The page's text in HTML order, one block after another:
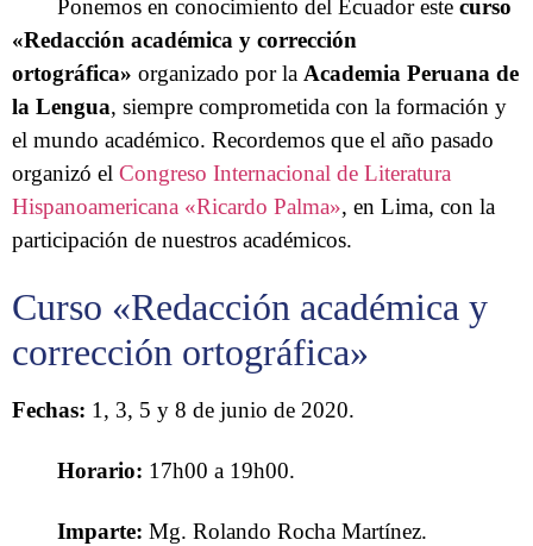
Ponemos en conocimiento del Ecuador estecurso
«Redacción académica y corrección
ortográfica» organizado por la Academia Peruana de
la Lengua, siempre comprometida con la formación y
el mundo académico. Recordemos que el año pasado
organizó el Congreso Internacional de Literatura
Hispanoamericana «Ricardo Palma», en Lima, con la
participación de nuestros académicos.
Curso «Redacción académica y
corrección ortográfica»
Fechas: 1, 3, 5 y 8 de junio de 2020.
Horario: 17h00 a 19h00.
Imparte: Mg. Rolando Rocha Martínez.